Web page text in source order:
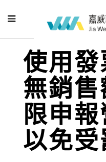
使用發
無銷
限申報
以免受